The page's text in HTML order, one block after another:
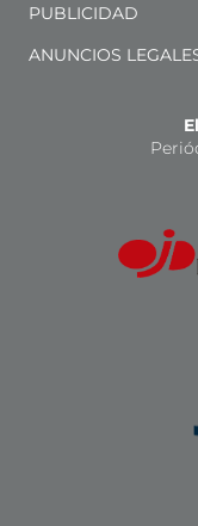
PUBLICIDAD
ANUNCIOS